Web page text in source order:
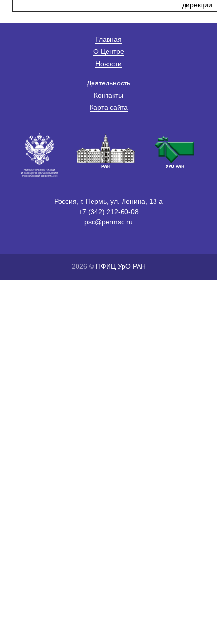
дирекции
Главная
О Центре
Новости
Деятельность
Контакты
Карта сайта
Россия, г. Пермь, ул. Ленина, 13 а
+7 (342) 212-60-08
psc@permsc.ru
2026 © ПФИЦ УрО РАН